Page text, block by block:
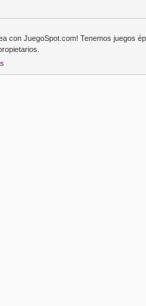
con JuegoSpot.com! Tenemos juegos